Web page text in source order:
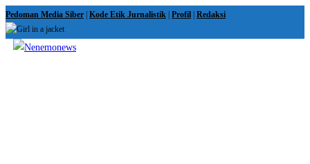
Skip
to
content
Pedoman Media Siber Kode Etik Jurnalistik Profil Redaksi